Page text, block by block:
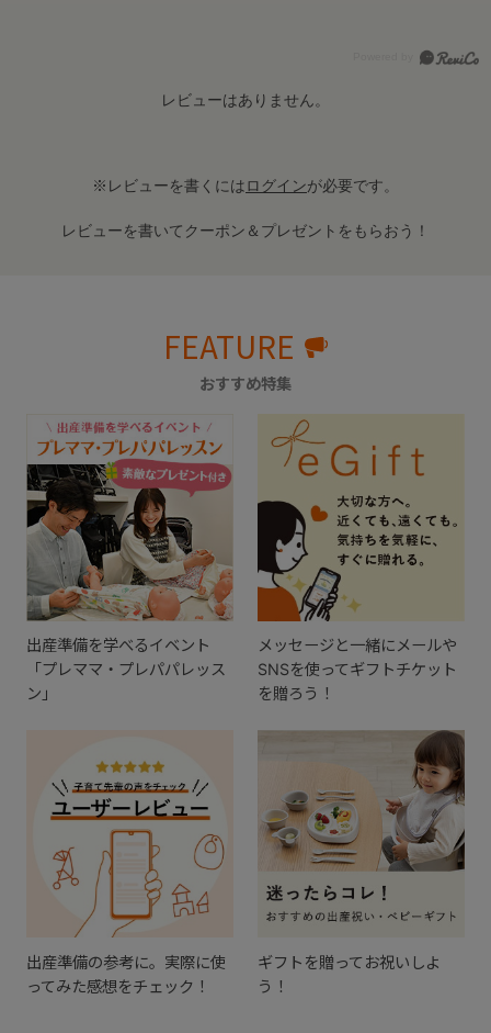
レビューはありません。
※レビューを書くにはログインが必要です。
レビューを書いてクーポン＆プレゼントをもらおう！
FEATURE
おすすめ特集
出産準備を学べるイベント
「プレママ・プレパパレッス
ン」
メッセージと一緒にメールや
SNSを使ってギフトチケット
を贈ろう！
出産準備の参考に。実際に使
ってみた感想をチェック！
ギフトを贈ってお祝いしよ
う！